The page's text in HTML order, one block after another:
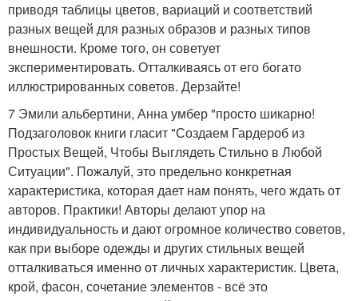
приводя таблицы цветов, вариаций и соответствий
разных вещей для разных образов и разных типов
внешности. Кроме того, он советует
экспериментировать. Отталкиваясь от его богато
иллюстрированных советов. Дерзайте!
7 Эмили альбертини, Анна умбер "просто шикарно!
Подзаголовок книги гласит "Создаем Гардероб из
Простых Вещей, Чтобы Выглядеть Стильно в Любой
Ситуации". Пожалуй, это предельно конкретная
характеристика, которая дает нам понять, чего ждать от
авторов. Практики! Авторы делают упор на
индивидуальность и дают огромное количество советов,
как при выборе одежды и других стильных вещей
отталкиваться именно от личных характеристик. Цвета,
крой, фасон, сочетание элементов - всё это